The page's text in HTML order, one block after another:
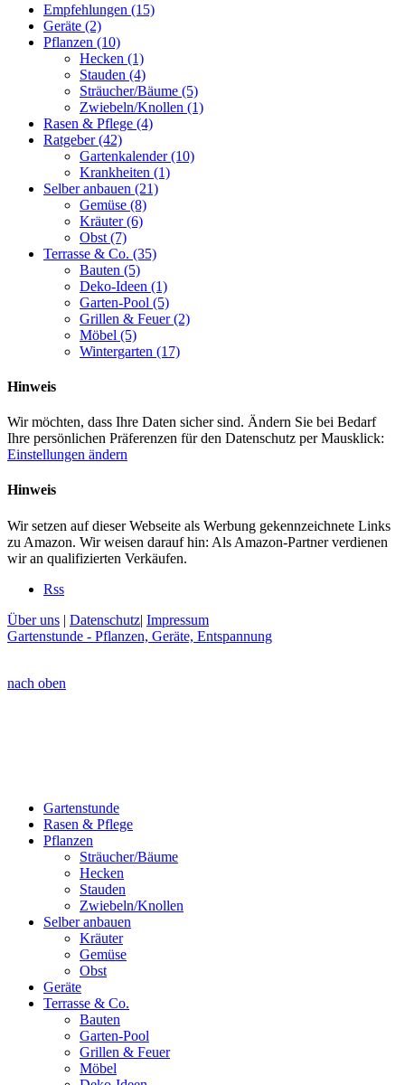
Empfehlungen (15)
Geräte (2)
Pflanzen (10)
Hecken (1)
Stauden (4)
Sträucher/Bäume (5)
Zwiebeln/Knollen (1)
Rasen & Pflege (4)
Ratgeber(42)
Gartenkalender(10)
Krankheiten (1)
Selber anbauen (21)
Gemüse (8)
Kräuter(6)
Obst (7)
Terrasse & Co. (35)
Bauten (5)
Deko-Ideen (1)
Garten-Pool (5)
Grillen & Feuer(2)
Möbel (5)
Wintergarten (17)
Hinweis
Wir möchten, dass Ihre Daten sicher sind. Ändern Sie bei Bedarf
Ihre persönlichen Präferenzen für den Datenschutz per Mausklick:
Einstellungen ändern
Hinweis
Wir setzen auf dieser Webseite als Werbung gekennzeichnete Links
zu Amazon. Wir weisen darauf hin: Als Amazon-Partner verdienen
wir an qualifizierten Verkäufen.
Rss
Über uns | Datenschutz| Impressum
Gartenstunde - Pflanzen, Geräte, Entspannung
nach oben
Gartenstunde
Rasen & Pflege
Pflanzen
Sträucher/Bäume
Hecken
Stauden
Zwiebeln/Knollen
Selber anbauen
Kräuter
Gemüse
Obst
Geräte
Terrasse & Co.
Bauten
Garten-Pool
Grillen & Feuer
Möbel